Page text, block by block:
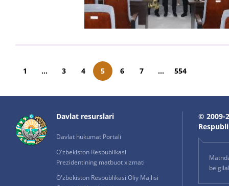
1 ... 3 4 5 6 7 ... 554
Davlat resurslari
Davlat hukumat Portali
O'zbekiston Respublikasi
Prezidentining matbuot xizmati
O'zbekiston Respublikasi Oliy Majlisi
© 2009-